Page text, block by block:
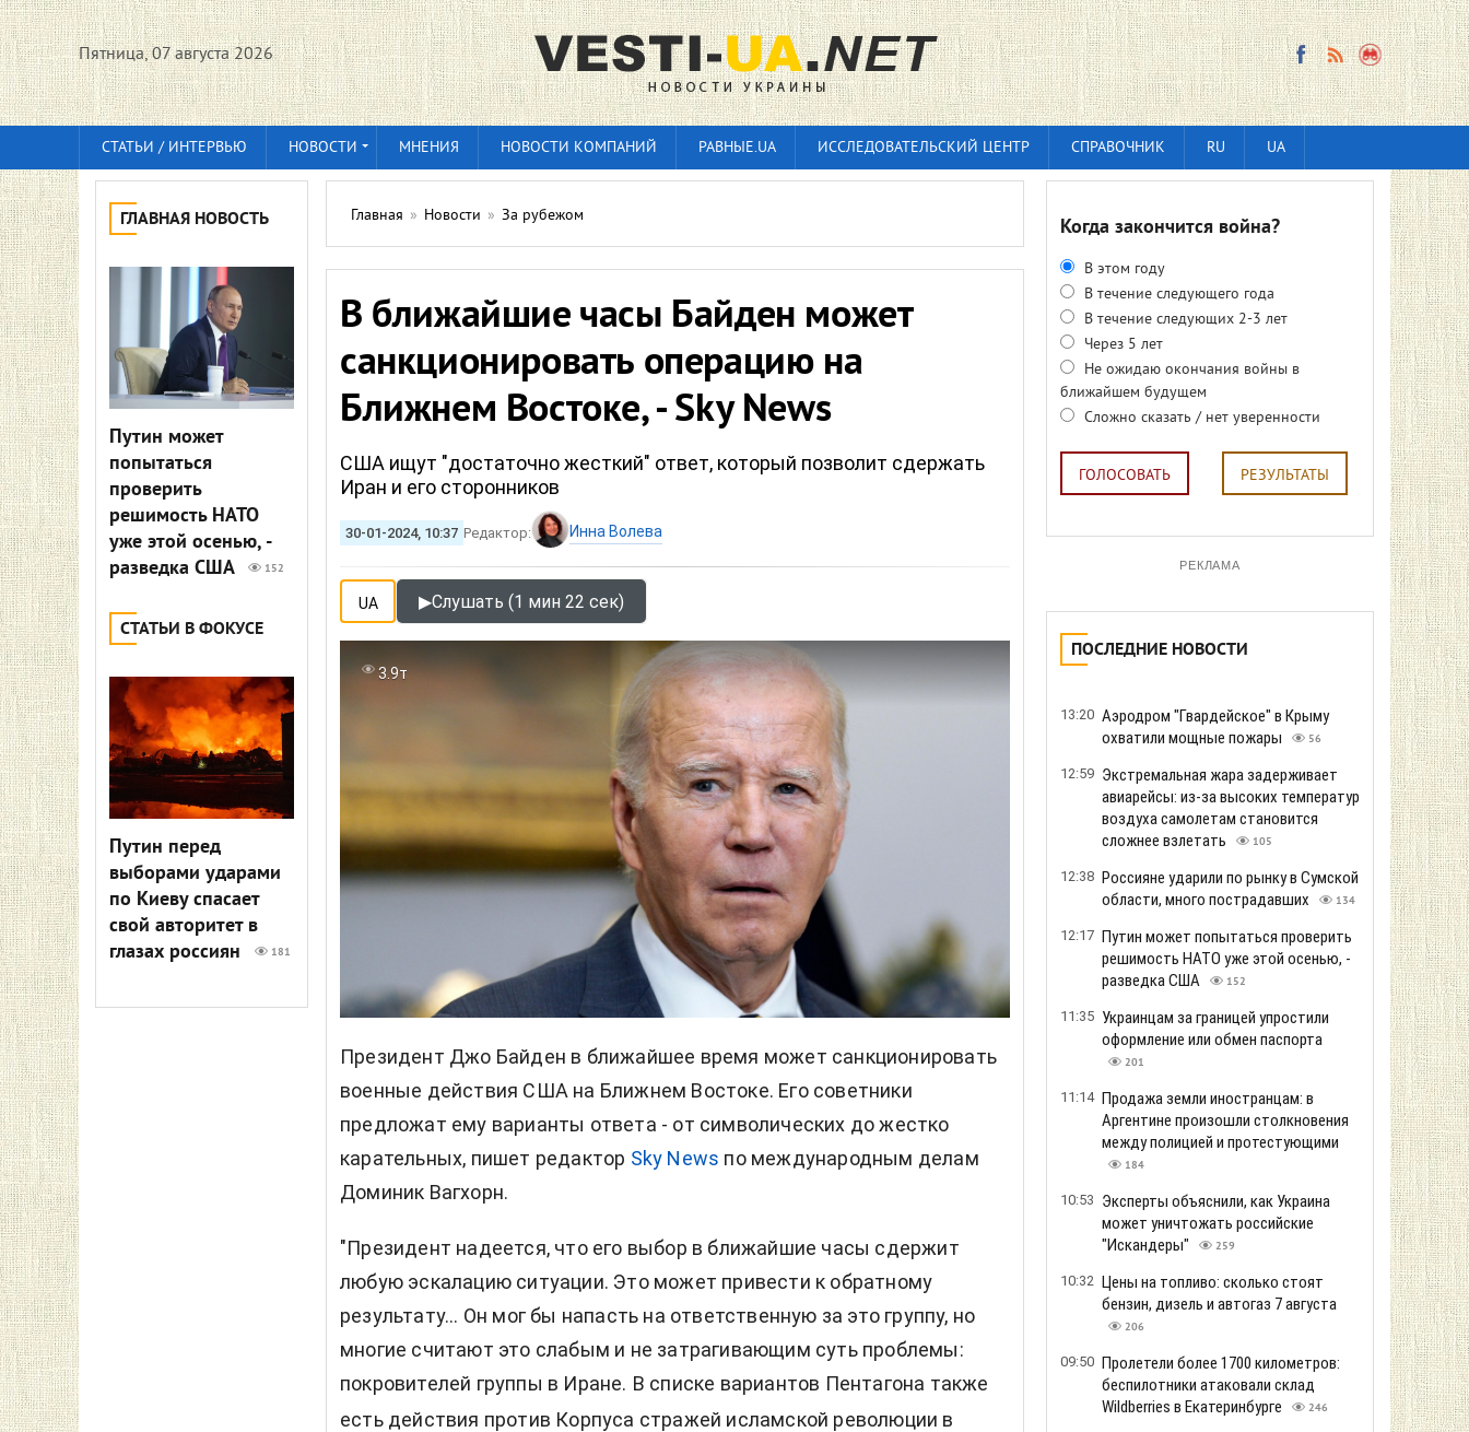
Пятница, 07 августа 2026
СТАТЬИ / ИНТЕРВЬЮ НОВОСТИ МНЕНИЯ НОВОСТИ КОМПАНИЙ РАВНЫЕ.UA ИССЛЕДОВАТЕЛЬСКИЙ ЦЕНТР СПРАВОЧНИК RU UA
ГЛАВНАЯ НОВОСТЬ
Путин может
попытаться
проверить
решимость НАТО
уже этой осенью, -
разведка США
152
СТАТЬИ В ФОКУСЕ
Путин перед
выборами ударами
по Киеву спасает
свой авторитет в
глазах россиян
181
Главная » Новости » За рубежом
В ближайшие часы Байден может
санкционировать операцию на
Ближнем Востоке, - Sky News
США ищут "достаточно жесткий" ответ, который позволит сдержать
Иран и его сторонников
30-01-2024, 10:37 Редактор: Инна Волева
UA ▶Слушать (1 мин 22 сек)
3.9т
Президент Джо Байден в ближайшее время может санкционировать
военные действия США на Ближнем Востоке. Его советники
предложат ему варианты ответа - от символических до жестко
карательных, пишет редактор Sky News по международным делам
Доминик Вагхорн.
"Президент надеется, что его выбор в ближайшие часы сдержит
любую эскалацию ситуации. Это может привести к обратному
результату... Он мог бы напасть на ответственную за это группу, но
многие считают это слабым и не затрагивающим суть проблемы:
покровителей группы в Иране. В списке вариантов Пентагона также
есть действия против Корпуса стражей исламской революции в
Когда закончится война?
В этом году
В течение следующего года
В течение следующих 2-3 лет
Через 5 лет
Не ожидаю окончания войны в
ближайшем будущем
Сложно сказать / нет уверенности
ГОЛОСОВАТЬ РЕЗУЛЬТАТЫ
РЕКЛАМА
ПОСЛЕДНИЕ НОВОСТИ
13:20 Аэродром "Гвардейское" в Крыму
охватили мощные пожары
56
12:59 Экстремальная жара задерживает
авиарейсы: из-за высоких температур
воздуха самолетам становится
сложнее взлетать
105
12:38 Россияне ударили по рынку в Сумской
области, много пострадавших
134
12:17 Путин может попытаться проверить
решимость НАТО уже этой осенью, -
разведка США
152
11:35 Украинцам за границей упростили
оформление или обмен паспорта
201
11:14 Продажа земли иностранцам: в
Аргентине произошли столкновения
между полицией и протестующими
184
10:53 Эксперты объяснили, как Украина
может уничтожать российские
"Искандеры"
259
10:32 Цены на топливо: сколько стоят
бензин, дизель и автогаз 7 августа
206
09:50 Пролетели более 1700 километров:
беспилотники атаковали склад
Wildberries в Екатеринбурге
246